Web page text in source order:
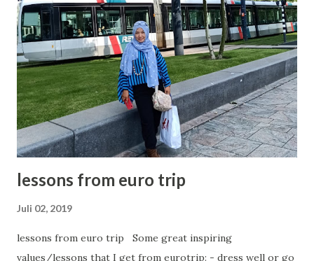
lessons from euro trip
Juli 02, 2019
lessons from euro trip Some great inspiring
values/lessons that I get from eurotrip: - dress well or go